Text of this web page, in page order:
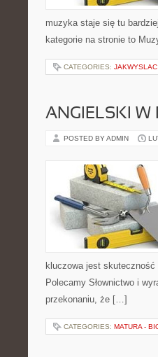
muzyka staje się tu
kategorie na stronie to
CATEGORIES: JAKWYSLAC
ANGIELSKI W
POSTED BY ADMIN
kluczowa jest
Polecamy Słownictwo i
przekonaniu, że […]
CATEGORIES: MATURA -